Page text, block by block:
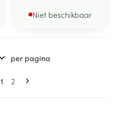
Niet beschikbaar
Pagina's
U lees momenteel pagina
1 Pagina
2
per pagina